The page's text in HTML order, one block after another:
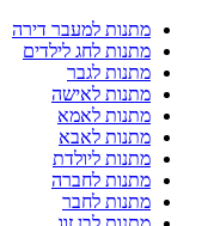
מתנות למעבר דירה
מתנות לחג לילדים
מתנות לגבר
מתנות לאישה
מתנות לאמא
מתנות לאבא
מתנות ליולדת
מתנות לחברה
מתנות לחבר